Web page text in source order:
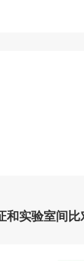
和实验室间比